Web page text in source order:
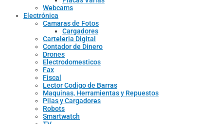
Webcams
Electrónica
Camaras de Fotos
Cargadores
Carteleria Digital
Contador de Dinero
Drones
Electrodomesticos
Fax
Fiscal
Lector Codigo de Barras
Maquinas, Herramientas y Repuestos
Pilas y Cargadores
Robots
Smartwatch